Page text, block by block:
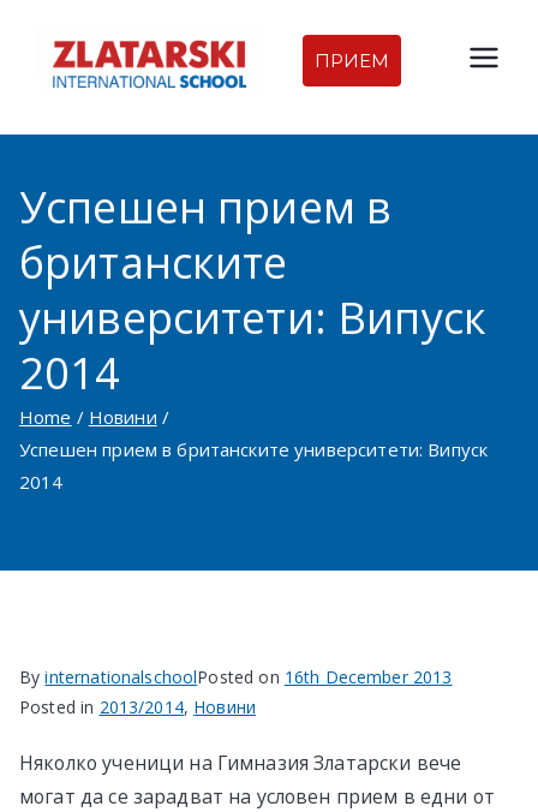
content
Междуна
родна
гимназия
Златарск
и |
родно
в София
ПРИЕМ
Успешен прием в
британските
университети: Випуск
2014
Home
Новини
Успешен прием в британските университети: Випуск
2014
ByinternationalschoolPosted on 16th December 2013
Posted in 2013/2014, Новини
Няколко ученици на Гимназия Златарски вече
могат да се зарадват на условен прием в едни от